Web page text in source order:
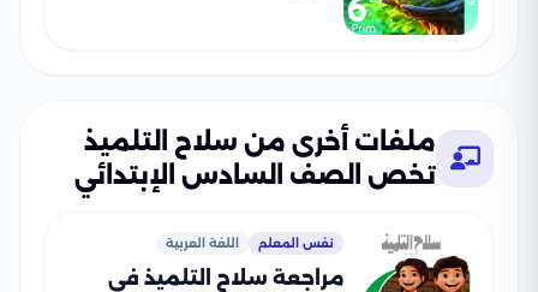
ملفات أخرى من سلاح التلميذ
تخص الصف السادس الإبتدائي
نفس المعلم اللغة العربية
مراجعة سلاح التلميذ في